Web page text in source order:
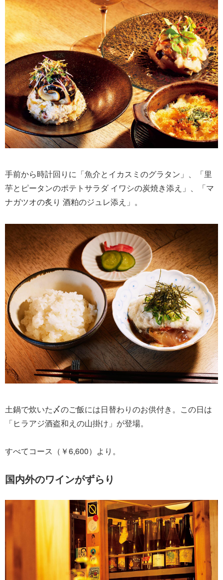
手前から時計回りに「魚介とイカスミのグラタン」、「里
芋とピータンのポテトサラダ イワシの炭焼き添え」、「マ
ナガツオの炙り 酒粕のジュレ添え」。
土鍋で炊いた〆のご飯には日替わりのお供付き。この日は
「ヒラアジ酒盗和えの山掛け」が登場。
すべてコース（￥6,600）より。
国内外のワインがずらり